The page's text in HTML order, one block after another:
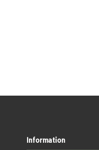
Information